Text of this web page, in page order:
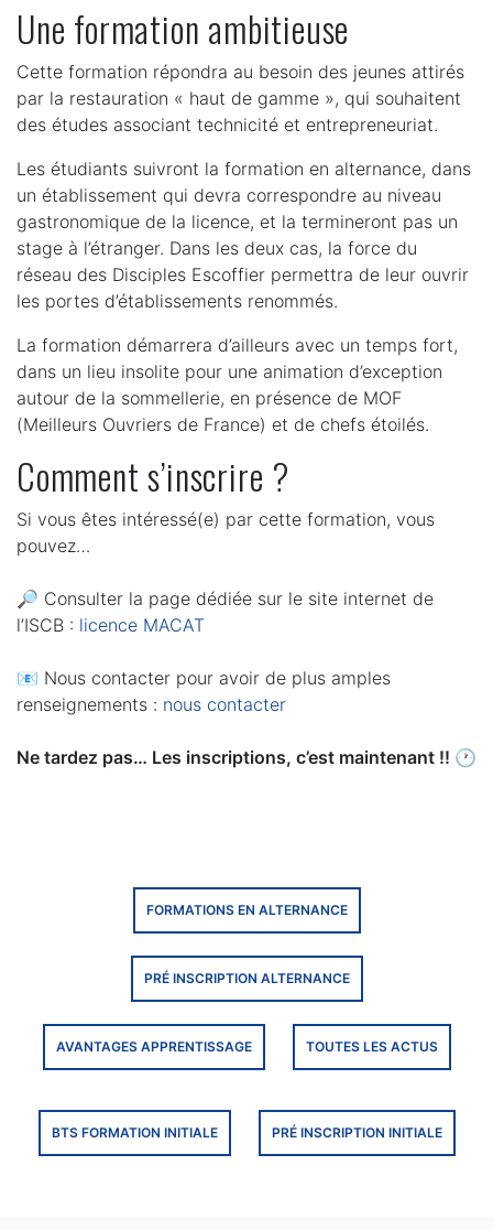
Une formation ambitieuse
Cette formation répondra au besoin des jeunes attirés
par la restauration « haut de gamme », qui souhaitent
des études associant technicité et entrepreneuriat.
Les étudiants suivront la formation en alternance, dans
un établissement qui devra correspondre au niveau
gastronomique de la licence, et la termineront pas un
stage à l’étranger. Dans les deux cas, la force du
réseau des Disciples Escoffier permettra de leur ouvrir
les portes d’établissements renommés.
La formation démarrera d’ailleurs avec un temps fort,
dans un lieu insolite pour une animation d’exception
autour de la sommellerie, en présence de MOF
(Meilleurs Ouvriers de France) et de chefs étoilés.
Comment s’inscrire ?
Si vous êtes intéressé(e) par cette formation, vous
pouvez…
🔎 Consulter la page dédiée sur le site internet de
l’ISCB : licence MACAT
📧 Nous contacter pour avoir de plus amples
renseignements : nous contacter
Ne tardez pas… Les inscriptions, c’est maintenant !! 🕐
FORMATIONS EN ALTERNANCE
PRÉ INSCRIPTION ALTERNANCE
AVANTAGES APPRENTISSAGE TOUTES LES ACTUS
BTS FORMATION INITIALE PRÉ INSCRIPTION INITIALE